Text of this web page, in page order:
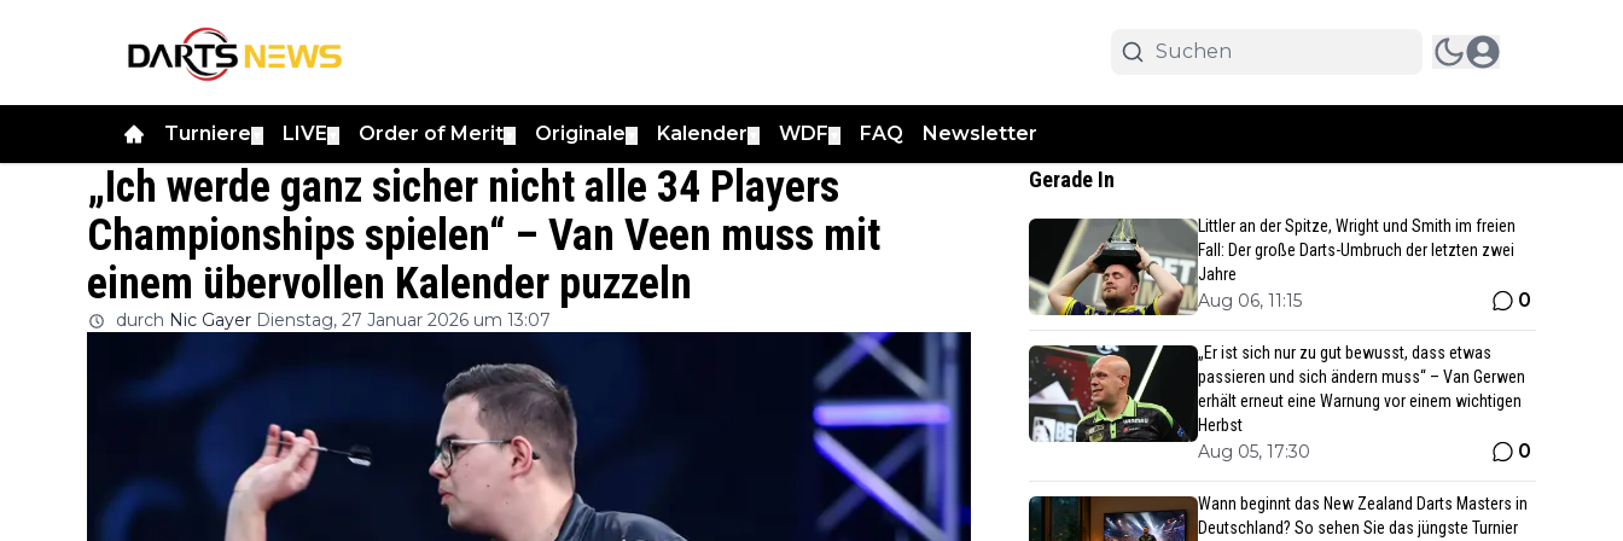
Turniere LIVE Order of Merit Originale Kalender WDF FAQ Newsletter
„Ich werde ganz sicher nicht alle 34 Players
Championships spielen“ – Van Veen muss mit
einem übervollen Kalender puzzeln
durch Nic Gayer Dienstag, 27 Januar 2026 um 13:07
Gerade In
Littler an der Spitze, Wright und Smith im freien
Fall: Der große Darts-Umbruch der letzten zwei
Jahre
Aug 06, 11:15 0
„Er ist sich nur zu gut bewusst, dass etwas
passieren und sich ändern muss“ – Van Gerwen
erhält erneut eine Warnung vor einem wichtigen
Herbst
Aug 05, 17:30 0
Wann beginnt das New Zealand Darts Masters in
Deutschland? So sehen Sie das jüngste Turnier